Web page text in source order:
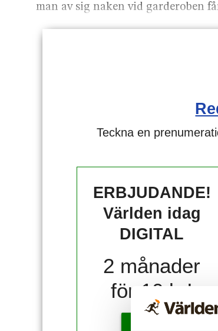
man av sig naken vid garderoben
Teckna en
ERBJUDANDE!
Världen idag
DIGITAL
2 månader
för 10 kr!